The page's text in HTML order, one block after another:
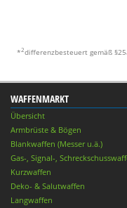
*2differenzbesteuert gemäß
WAFFENMARKT
Übersicht
Armbrüste & Bögen
Blankwaffen (Messer u.ä.)
Gas-, Signal-,
Kurzwaffen
Deko- & Salutwaffen
Langwaffen